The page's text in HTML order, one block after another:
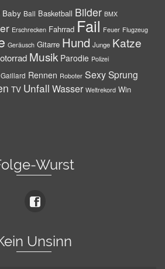
Baby Ball Basketball Bilder BMX
Erschrecken Fahrrad Fail Feuer Flugzeug
Geräusch Gitarre Hund Junge Katze
Musik Parodie Polizei
Rennen Roboter SexySprung
TV Unfall Wasser Weltrekord Win
Wurst
Unsinn